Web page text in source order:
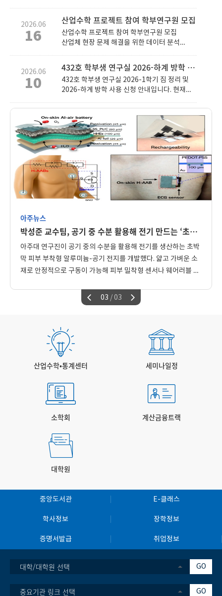
단축근무 시간: 09:00~16:00 (2시간 단축)
2026.06
16
산업수학 프로젝트 참여 학부연구원 모집
산업수학 프로젝트 참여 학부연구원 모집
산업체 현장 문제 해결을 위한 데이터 분석
모집합니다. 1. 모집 분야 : 산업수학 프로젝트
참여 학부연구원 2. 주요 업무 - 산업체 현장
문제와 관련된 데이터 분석 업무 보조 - 수학적
방법론을 활용한 문제 분석 및 결과 정리 참여 3.
지원 조건 : 미분기하 수업을 이수한 수학과
12월(6개월) 5. 급여 : 월 30만원 6. 지원 방법 :
아래 내용을 작성하여 이메일로 제출(최수영
교수님, schoi@ajou.ac.kr) 이름 연락처 현재
학년 미분기하 이수 증빙자료 ※ 학사서비스
화면 캡처 지원 동기 7. 지원 기간 : 2026년 6월
23일(화)까지 8. 선발 절차 : 지원서 확인 후 개별
면접 예정 9. 문의 : 최수영 교수님
(schoi@ajou.ac.kr) 10. 기타 - 대학원
진학예정자 또는 대학원 진학에 관심 있는
2026.06
10
432호 학부생 연구실 2026-하계 방학 사용 신청 안내
432호 학부생 연구실 2026-1학기 짐 정리 및
2026-하계 방학 사용 신청 안내입니다. 현재
2026년 6월 30일(화)까지 연구실 자리의 짐을
정리해야 합니다. - 2026년 6월 30일 이후 개인
물품은 임의 폐기된다는 점 각별히 유의하여
주시기 바랍니다. - 청결 상태에 따라 향후
연구실 사용이 불가 하거나 연구실에 배정에
불이익이 있을 수 있습니다. [2026-하계 방학
연구실 사용 안내] -사용 기간: 2026년 7월 2일
(목)부터 8월 27일(목)까지 -신청서 제출 기한:
2026년 6월 30일(화) 오전까지 (스캔하여 pdf
파일로 수학과 조교 메일로 제출,
제목은 반드시"학부생 연구실 사용 신청_학번_
이름"이어야 합니다. 그렇지 않으면 신청서가
누락될 수 있으니 유의하세요. *신청서에
지도교수(aims상의 지도교수)서명이 반드시
되어 있어야 하며, 서약서를 꼼꼼히 읽고
배정합니다. 수학과 학부생은 누구나 신청
가능하며, 아래와 같은 경우 우선 선발됩니다. ▶
▶대학원 진학 희망 학생 (문의)
jiyeon@ajou.ac.kr (수학과 조교 이지연),
학과 사무실: 031-219-2569
아주뉴스
박성준 교수팀, 공기 중 수분 활용해 전기 만드는 ‘초박막 피부 부착형’ 알루미늄-공기 전지 개발
아주대 연구진이 공기 중의 수분을 활용해 전기를 생산하는 초박
막 피부 부착형 알루미늄-공기 전지를 개발했다. 얇고 가벼운 소
재로 안정적으로 구동이 가능해 피부 밀착형 센서나 웨어러블 헬
학과·지능형반도체공학과) 연구팀은 충남대·광주과학기술원
(GIST)과 함께 공기 중의 수분을 활용해 장시간 작동하는 초박막
용은 ‘흡습성 전해질 기반 초박막 알루미늄-공기 전지를 통한 초
밀착 피부 전자소자의 연속 구동(Ultrathin aluminum-air
batteries via hygroscopic electrolytes for continuous
operation of imperceptible on-skin electronics)’이라는
터리얼즈(Advanced Energy Materials)>에 7월 온라인 게재
자로 연구를 진행했고 박성준 교수(아주대 전자공학과·지능형반
진 교수(충남대 응용화학공학과)가 교신저자로 참여했다. ‘알루
미늄-공기 전지(Aluminum-air battery, AAB)’란 알루미늄의
에너지 장치로, 풍부하고 저렴한 알루미늄 자원을 바탕으로 차세
산소를 양극 활물질로 활용하기 때문에 무거운 양극 소재를 사용
기반으로 해 안전성이 높다. 전해질은 배터리에서 전기가 흐르는
적이고 비용 부담이 적은 데다 화재나 폭발 위험이 현저히 낮다.
전자 피부(Electronic Skin)와 웨어러블 헬스케어 기기 등의 독
조적 한계로 인해 두께를 줄이기가 어렵다는 점이 한계로 남아 있
03 / 03
산업수학•통계센터 세미나일정
소학회 계산금융트랙
대학원
중앙도서관 E-클래스
학사정보 장학정보
증명서발급 취업정보
대학/대학원 선택 GO
중요기관 링크 선택 GO